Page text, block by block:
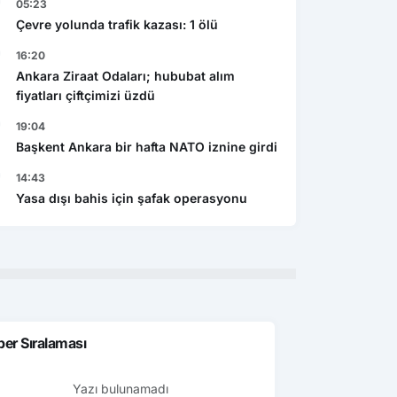
05:23
Çevre yolunda trafik kazası: 1 ölü
16:20
Ankara Ziraat Odaları; hububat alım
fiyatları çiftçimizi üzdü
19:04
Başkent Ankara bir hafta NATO iznine girdi
14:43
Yasa dışı bahis için şafak operasyonu
Sıralaması
Yazı bulunamadı